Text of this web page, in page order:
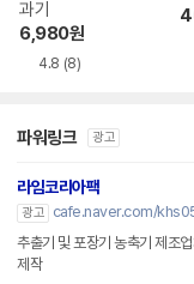
과기
6,980원
4.8 (8)
파워링크 광고
라임코리아팩
광고
cafe.naver.com/
추출기 및 포장기 농축기 제조
제작